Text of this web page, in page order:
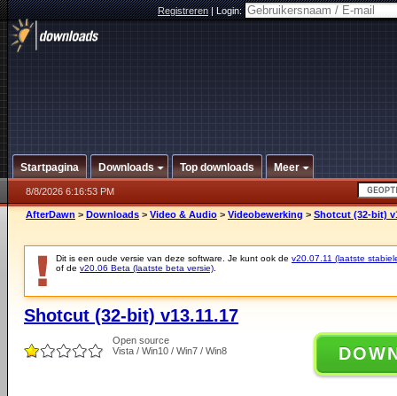
Registreren|Login:
Startpagina Downloads Top downloads Meer
8/8/2026 6:16:53 PM
AfterDawn > Downloads > Video & Audio > Videobewerking > Shotcut (32-bit)
Dit is een oude versie van deze software. Je kunt ook de v20.07.11 (laatste
of de v20.06 Beta (laatste beta versie)
Shotcut (32-bit) v13.11.17
Open source
Vista / Win10 / Win7 / Win8